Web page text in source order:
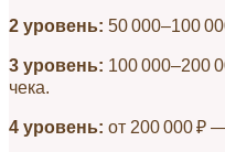
2 уровень: 50 000–100
3 уровень: 100 000–200
чека.
4 уровень: от 200 000 ₽